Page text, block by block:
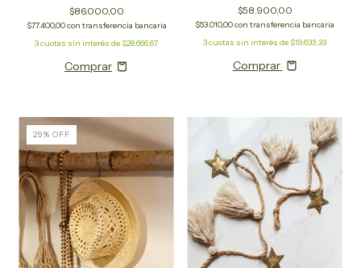
$86.000,00
$77.400,00con transferencia bancaria
3cuotas sin interés de $28.666,67
$58.900,00
$53.010,00con transferencia bancaria
3cuotas sin interés de $19.633,33
Comprar
29% OFF